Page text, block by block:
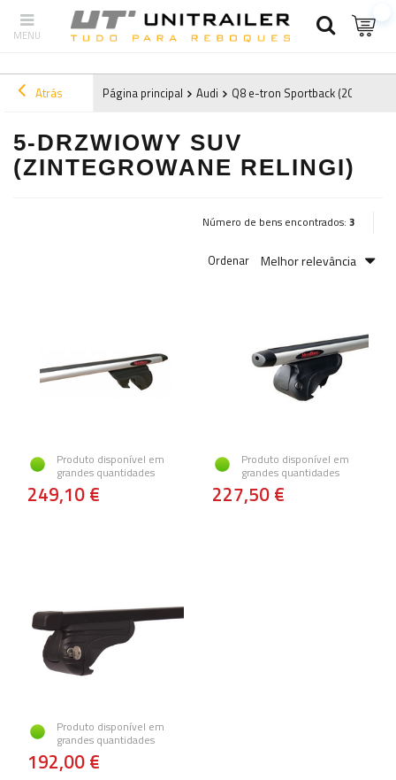
Atrás Página principal Audi Q8 e-tron Sportback (2020-)
5-DRZWIOWY SUV
(ZINTEGROWANE RELINGI)
Número de bens encontrados: 3
Ordenar Melhor relevância
Produto disponível em
grandes quantidades
249,10 €
Produto disponível em
grandes quantidades
227,50 €
Produto disponível em
grandes quantidades
192,00 €